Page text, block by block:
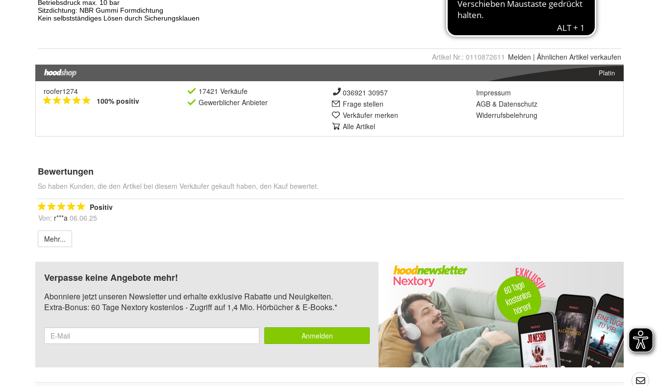
Artikel Nr.: 0110872611 Melden | Ähnlichen Artikel verkaufen
Platin
roofer1274
100% positiv
17421 Verkäufe
Gewerblicher Anbieter
036921 30957
Frage stellen
Verkäufer merken
Alle Artikel
Impressum
AGB & Datenschutz
Widerrufsbelehrung
Bewertungen
So haben Kunden, die den Artikel bei diesem Verkäufer gekauft haben, den Kauf bewertet.
Positiv
Von: r***a 06.06.25
Mehr...
Verpasse keine Angebote mehr!
Abonniere jetzt unseren Newsletter und erhalte exklusive Rabatte und Neuigkeiten.
Extra-Bonus: 60 Tage Nextory kostenlos - Zugriff auf 1,4 Mio. Hörbücher & E-Books.*
Anmelden